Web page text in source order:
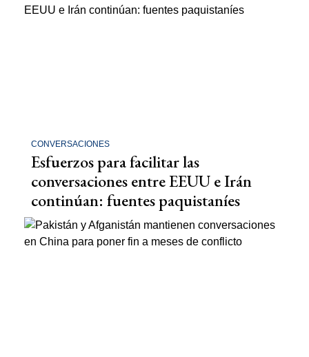
CONVERSACIONES
Esfuerzos para facilitar las
conversaciones entre EEUU e Irán
continúan: fuentes paquistaníes